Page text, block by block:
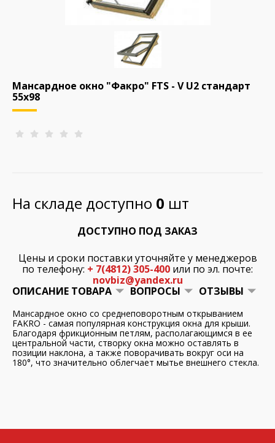
Мансардное окно "Факро" FTS - V U2 стандарт
55х98
На складе доступно 0 шт
ДОСТУПНО ПОД ЗАКАЗ
Цены и сроки поставки уточняйте у менеджеров
по телефону: + 7(4812) 305-400 или по эл. почте:
novbiz@yandex.ru
ОПИСАНИЕ ТОВАРА
ВОПРОСЫ ОТЗЫВЫ
Мансардное окно со среднеповоротным открыванием
FAKRO - самая популярная конструкция окна для крыши.
Благодаря фрикционным петлям, располагающимся в ее
центральной части, створку окна можно оставлять в
позиции наклона, а также поворачивать вокруг оси на
180°, что значительно облегчает мытье внешнего стекла.